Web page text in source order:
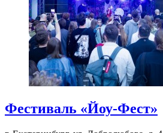
Фестиваль «Йоу-Фест»